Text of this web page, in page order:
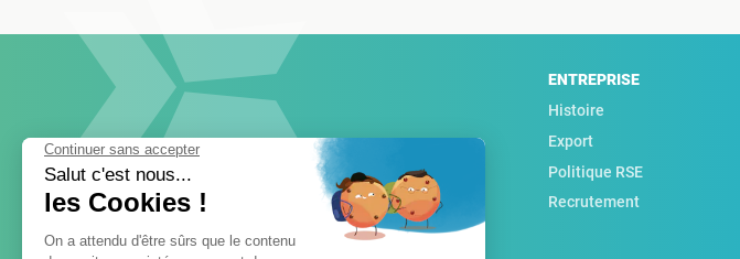
ENTREPRISE
Histoire
Export
Politique RSE
Recrutement